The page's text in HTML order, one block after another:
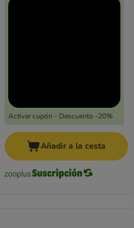
Activar cupón - Descuento -20%
Añadir a la cesta